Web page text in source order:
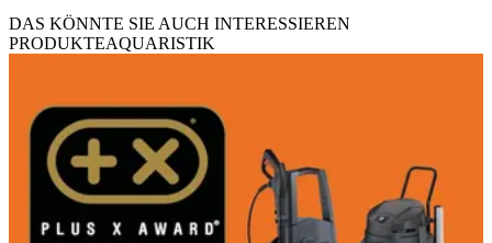
DAS KÖNNTE SIE AUCH INTERESSIEREN
PRODUKTEAQUARISTIK